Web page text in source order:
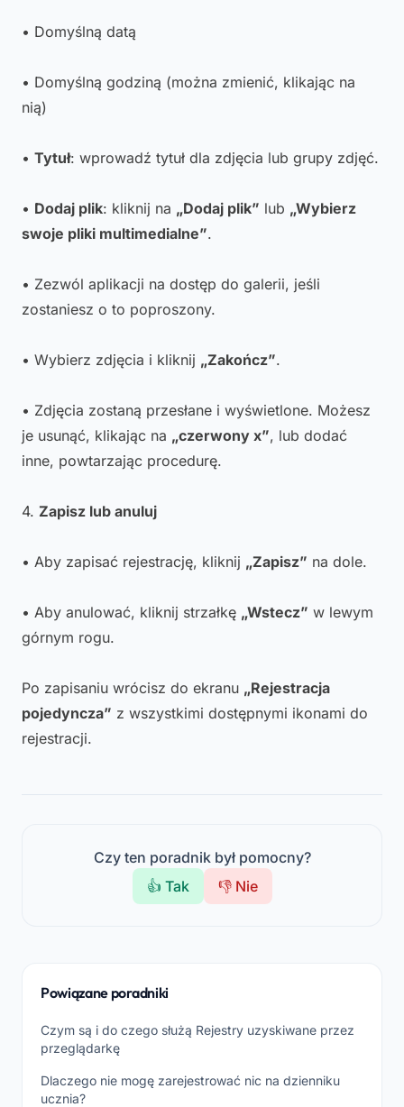
• Domyślną datą
• Domyślną godziną (można zmienić, klikając na
nią)
• Tytuł: wprowadź tytuł dla zdjęcia lub grupy zdjęć.
• Dodaj plik: kliknij na „Dodaj plik” lub „Wybierz
swoje pliki multimedialne”.
• Zezwól aplikacji na dostęp do galerii, jeśli
zostaniesz o to poproszony.
• Wybierz zdjęcia i kliknij „Zakończ”.
• Zdjęcia zostaną przesłane i wyświetlone. Możesz
je usunąć, klikając na „czerwony x”, lub dodać
inne, powtarzając procedurę.
4. Zapisz lub anuluj
• Aby zapisać rejestrację, kliknij „Zapisz” na dole.
• Aby anulować, kliknij strzałkę „Wstecz” w lewym
górnym rogu.
Po zapisaniu wrócisz do ekranu „Rejestracja
pojedyncza” z wszystkimi dostępnymi ikonami do
rejestracji.
Czy ten poradnik był pomocny?
👍 Tak
👎 Nie
Powiązane poradniki
Czym są i do czego służą Rejestry uzyskiwane przez
przeglądarkę
Dlaczego nie mogę zarejestrować nic na dzienniku
ucznia?